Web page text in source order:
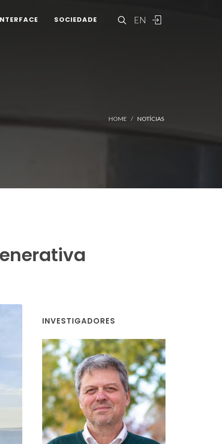
EN
SOCIEDADE
HOME NOTÍCIAS
INVESTIGADORES